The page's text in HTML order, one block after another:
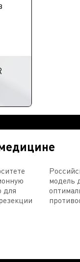
для
модель